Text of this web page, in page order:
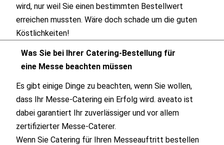
wird, nur weil Sie einen bestimmten Bestellwert
erreichen mussten. Wäre doch schade um die guten
Köstlichkeiten!
Was Sie bei Ihrer Catering-Bestellung für
eine Messe beachten müssen
Es gibt einige Dinge zu beachten, wenn Sie wollen,
dass Ihr Messe-Catering ein Erfolg wird. aveato ist
dabei garantiert Ihr zuverlässiger und vor allem
zertifizierter Messe-Caterer.
Wenn Sie Catering für Ihren Messeauftritt bestellen